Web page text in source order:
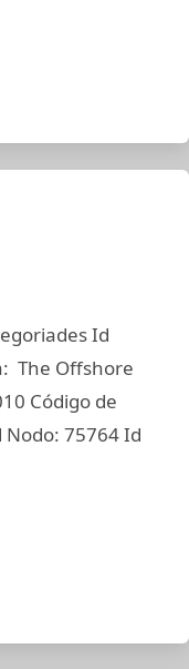
Id
The Offshore
Código de
Nodo: 75764 Id